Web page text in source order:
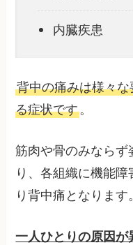
内臓疾患
背中の痛みは様々
る症状です。
筋肉や骨のみならず
り、各組織に機能
り背中痛となります
一人ひとりの原因